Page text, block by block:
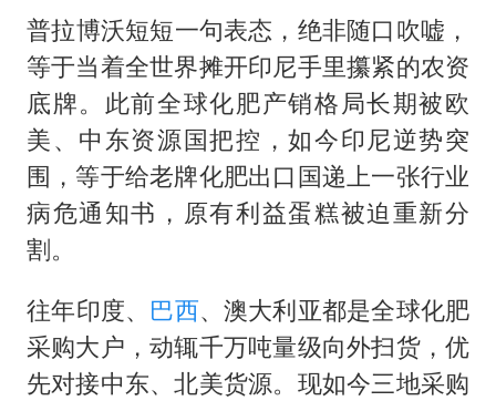
奋进开新局 实干挑大梁
​​普拉博沃短短一句表态，绝非随口吹嘘，
等于当着全世界摊开印尼手里攥紧的农资
底牌。此前全球化肥产销格局长期被欧
美、中东资源国把控，如今印尼逆势突
围，等于给老牌化肥出口国递上一张行业
病危通知书，原有利益蛋糕被迫重新分
割。
​​往年印度、 巴西、澳大利亚都是全球化肥
采购大户，动辄千万吨量级向外扫货，优
先对接中东、北美货源。现如今三地采购